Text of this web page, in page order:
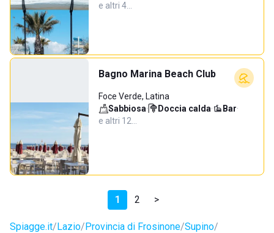
e altri 4…
Bagno Marina Beach Club
Foce Verde, Latina
Sabbiosa· Doccia calda· Bar·
e altri 12…
1 2 >
Spiagge.it Lazio Provincia di Frosinone Supino